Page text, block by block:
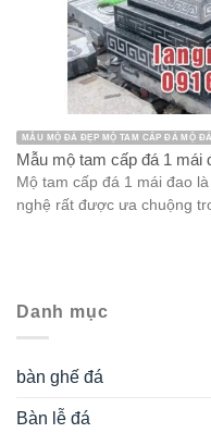
MẪU MỘ ĐÁ ĐẸP MỘ TAM CẤP ĐÁ MỘ
Mẫu mộ tam cấp đá 1 mái
Mộ tam cấp đá 1 mái đao
nghệ rất được ưa chuộng
Danh mục
bàn ghế đá
Bàn lễ đá